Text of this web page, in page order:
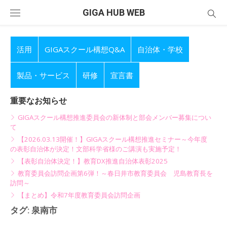
GIGA HUB WEB
活用 GIGAスクール構想Q&A 自治体・学校
製品・サービス 研修 宣言書
重要なお知らせ
GIGAスクール構想推進委員会の新体制と部会メンバー募集につい
て
【2026.03.13開催！】GIGAスクール構想推進セミナー～今年度
の表彰自治体が決定！文部科学省様のご講演も実施予定！
【表彰自治体決定！】教育DX推進自治体表彰2025
教育委員会訪問企画第6弾！～春日井市教育委員会 児島教育長を
訪問～
【まとめ】令和7年度教育委員会訪問企画
タグ: 泉南市